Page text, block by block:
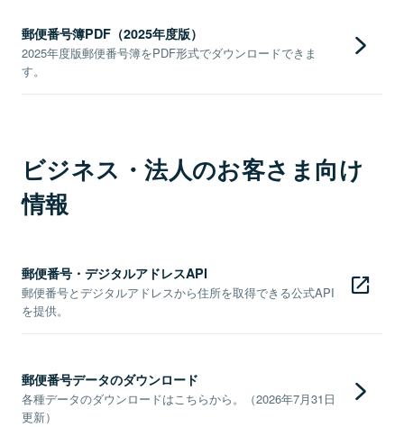
郵便番号簿PDF（2025年度版）
2025年度版郵便番号簿をPDF形式でダウンロードできま
す。
ビジネス・法人のお客さま向け
情報
郵便番号・デジタルアドレスAPI
郵便番号とデジタルアドレスから住所を取得できる公式API
を提供。
郵便番号データのダウンロード
各種データのダウンロードはこちらから。（2026年7月31日
更新）